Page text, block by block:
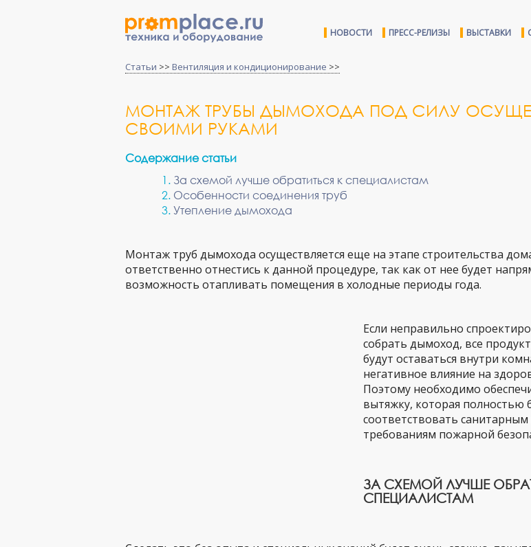
НОВОСТИ ПРЕСС-РЕЛИЗЫ ВЫСТАВКИ
Статьи >> Вентиляция и кондиционирование >>
МОНТАЖ ТРУБЫ ДЫМОХОДА ПОД СИЛУ
СВОИМИ РУКАМИ
Содержание статьи
За схемой лучше обратиться к специалистам
Особенности соединения труб
Утепление дымохода
Монтаж труб дымохода осуществляется еще на этапе строительства
ответственно отнестись к данной процедуре, так как от нее будет
возможность отапливать помещения в холодные периоды года.
Если неправильно
собрать дымоход, все
будут оставаться внутри
негативное влияние на
Поэтому необходимо
вытяжку, которая полностью
соответствовать
требованиям пожарной
ЗА СХЕМОЙ ЛУЧШЕ
СПЕЦИАЛИСТАМ